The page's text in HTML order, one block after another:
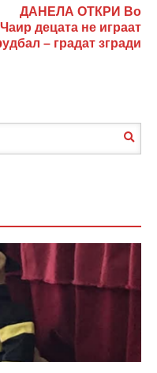
ДАНЕЛА ОТКРИ Во
Чаир децата не играат
– градат згради